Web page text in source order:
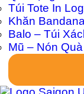
Túi Tote In
Khăn
Balo – Túi
Mũ – Nón